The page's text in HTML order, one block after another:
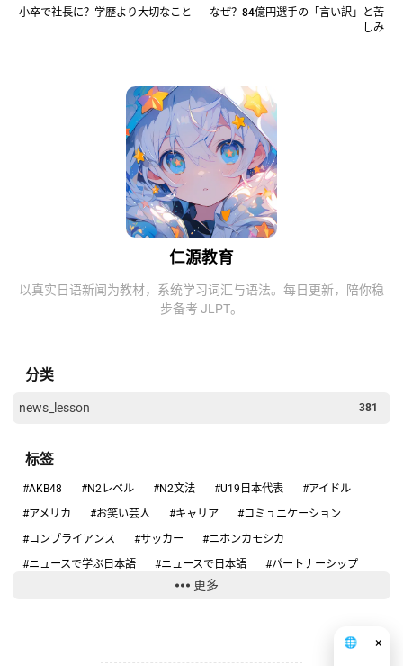
仁源教育
以真实日语新闻为教材，系统学习词汇与语法。每日更新，陪你稳
步备考 JLPT。
分类
news_lesson 381
标签
#AKB48 #N2レベル #N2文法 #U19日本代表
#アイドル
#アメリカ
#お笑い芸人 #キャリア
#コミュニケーション
#コンプライアンス
#サッカー
#ニホンカモシカ
#ニュースで学ぶ日本語
#ニュースで日本語
#パートナーシップ
#フィギュアスケート
更多
小卒で社長に？学歴より大切なこと
なぜ？84億円選手の「言い訳」と苦
しみ
🌐 ×